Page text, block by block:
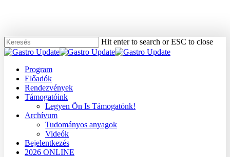
content
Hit enter to search or ESC to close
Close
Menu
Program
Előadók
Rendezvények
Támogatóink
Legyen Ön Is Támogatónk!
Archívum
Tudományos anyagok
Videók
Bejelentkezés
2026 ONLINE